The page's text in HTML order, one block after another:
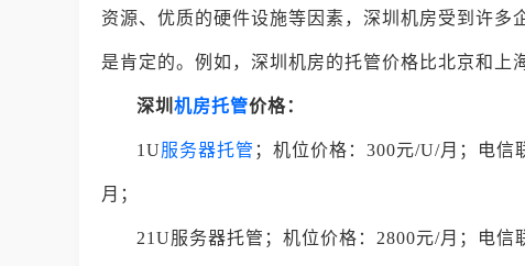
资源、优质的硬件设施等因素，深圳机房受到许
是肯定的。例如，深圳机房的托管价格比北京和上
深圳 机房托管价格：
1U服务器托管 ；机位价格：300元/U/月；电
月；
21U服务器托管；机位价格：2800元/月；电